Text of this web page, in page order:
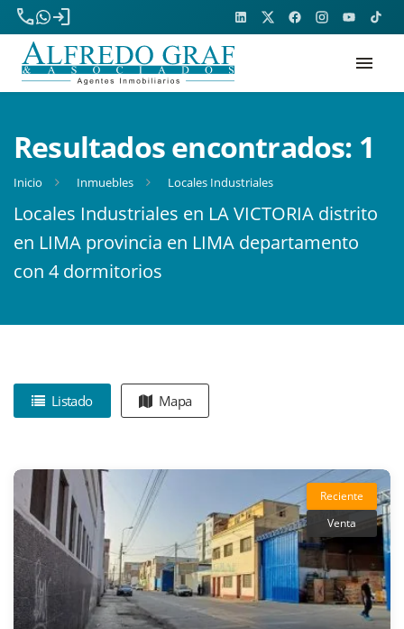
phone
login
menu
Resultados encontrados: 1
Inicio Inmuebles Locales Industriales
Locales Industriales en LA VICTORIA distrito
en LIMA provincia en LIMA departamento
con 4 dormitorios
Listado Mapa
Reciente
Venta